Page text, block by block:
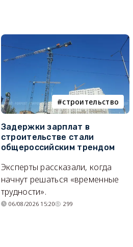
строительство
Задержки зарплат в
строительстве стали
общероссийским трендом
Эксперты рассказали, когда
начнут решаться «временные
трудности».
06/08/2026 15:20 299